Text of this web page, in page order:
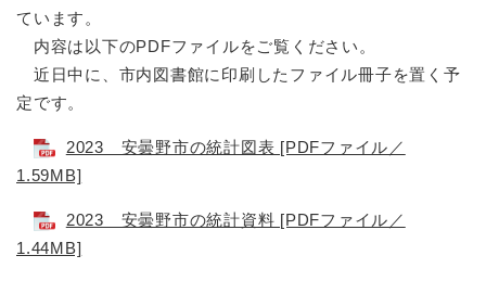
ています。
内容は以下のPDFファイルをご覧ください。
近日中に、市内図書館に印刷したファイル冊子を置く予
定です。
2023 安曇野市の統計図表 [PDFファイル／
1.59MB]
2023 安曇野市の統計資料 [PDFファイル／
1.44MB]